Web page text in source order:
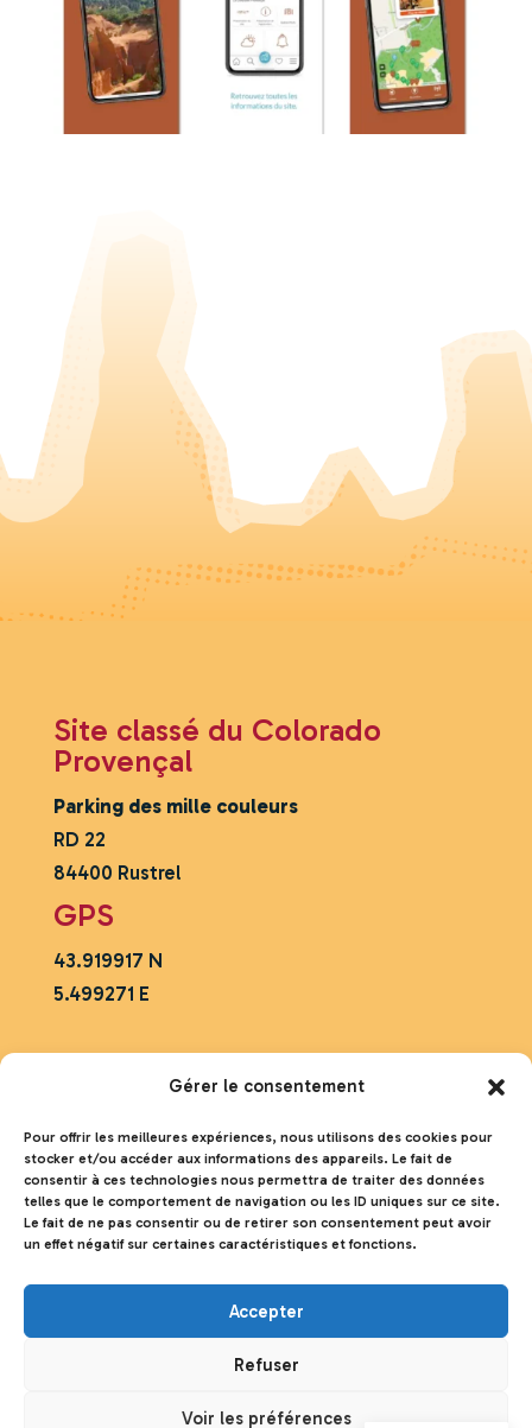
Gérer le consentement
Pour offrir les meilleures expériences, nous utilisons des cookies pour
stocker et/ou accéder aux informations des appareils. Le fait de
consentir à ces technologies nous permettra de traiter des données
telles que le comportement de navigation ou les ID uniques sur ce site.
Le fait de ne pas consentir ou de retirer son consentement peut avoir
un effet négatif sur certaines caractéristiques et fonctions.
Accepter
Refuser
Voir les préférences
Site classé du Colorado
Provençal
Parking des mille couleurs
RD 22
84400 Rustrel
GPS
43.919917 N
5.499271 E
Nous contacter
Serveur vocal :04.90.75.04.87
asso.colorado@orange.fr
Le bureau administratif est ouvert
Le siège social